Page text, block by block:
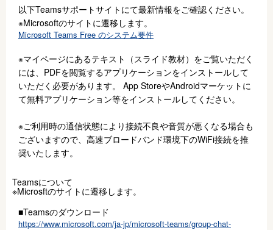
以下Teamsサポートサイトにて最新情報をご確認ください。
※Microsoftのサイトに遷移します。
Microsoft Teams Free のシステム要件
※マイページにあるテキスト（スライド教材）をご覧いただく
には、PDFを閲覧するアプリケーションをインストールして
いただく必要があります。 App StoreやAndroidマーケットに
て無料アプリケーション等をインストールしてください。
※ご利用時の通信状態により接続不良や音質が悪くなる場合も
ございますので、高速ブロードバンド環境下のWiFi接続を推
奨いたします。
Teamsについて
※Microsftのサイトに遷移します。
■Teamsのダウンロード
https://www.microsoft.com/ja-jp/microsoft-teams/group-chat-